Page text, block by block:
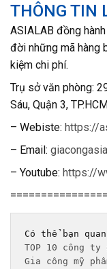
THÔNG TIN
ASIALAB đồng
đời những mã hàng
kiệm chi phí.
Trụ sở văn phòng:
Sáu, Quận 3, TP.HCM
– Webiste: https://
– Email:
– Youtube: https://
TOP 10 công
Gia công mỹ